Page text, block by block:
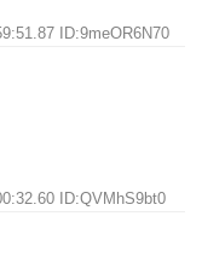
ID:9meOR6N70
ID:QVMhS9bt0